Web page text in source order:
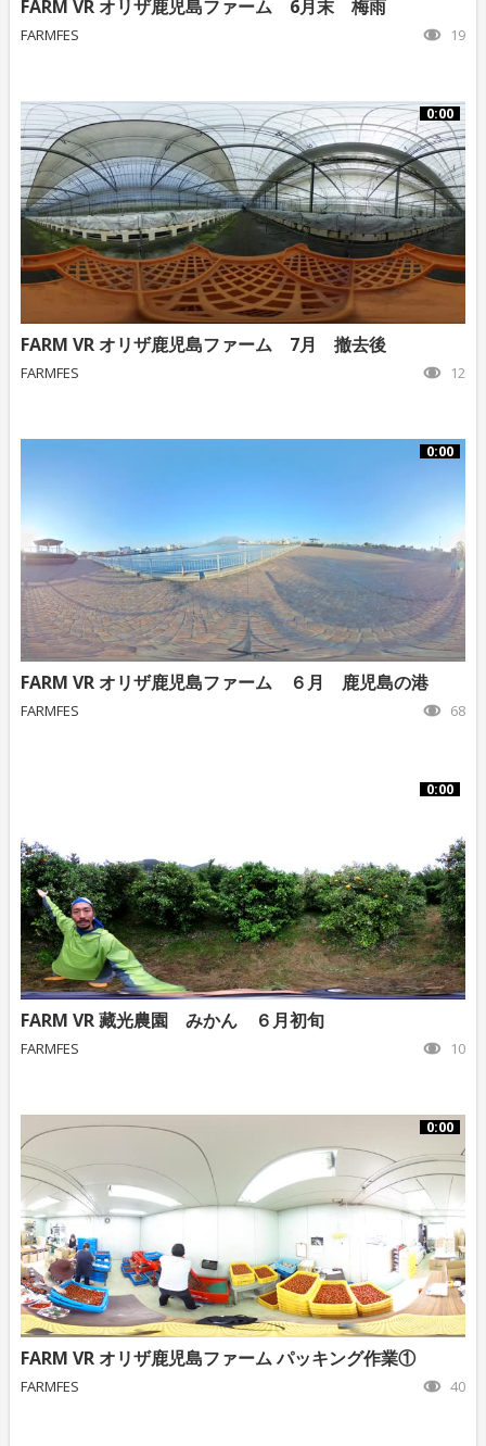
FARM VR オリザ鹿児島ファーム 6月末 梅雨
FARMFES 19
0:00
FARM VR オリザ鹿児島ファーム 7月 撤去後
FARMFES 12
0:00
FARM VR オリザ鹿児島ファーム ６月 鹿児島の港
FARMFES 68
0:00
FARM VR 藏光農園 みかん ６月初旬
FARMFES 10
0:00
FARM VR オリザ鹿児島ファーム パッキング作業①
FARMFES 40